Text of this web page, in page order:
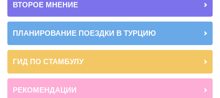
ВТОРОЕ МНЕНИЕ
ПЛАНИРОВАНИЕ ПОЕЗДКИ В ТУРЦИЮ
ГИД ПО СТАМБУЛУ
РЕКОМЕНДАЦИИ